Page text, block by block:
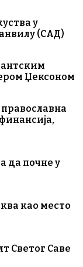
у
(САД)
Џексоном
да почне у
као место
Светог Саве